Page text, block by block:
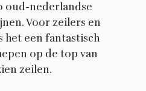
oud-nederlandse
Voor zeilers en
het een fantastisch
op de top van
zeilen.